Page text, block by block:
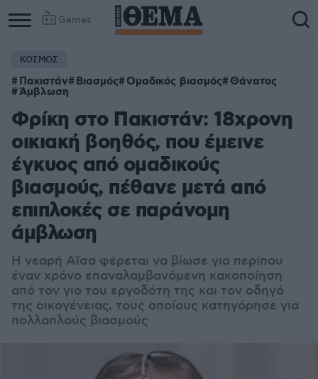
Games
ΚΟΣΜΟΣ
Πακιστάν Βιασμός Ομαδικός βιασμός Θάνατος
Άμβλωση
Φρίκη στο Πακιστάν: 18χρονη
οικιακή βοηθός, που έμεινε
έγκυος από ομαδικούς
βιασμούς, πέθανε μετά από
επιπλοκές σε παράνομη
άμβλωση
Η νεαρή Αΐσα φέρεται να βίωσε για περίπου
έναν χρόνο επαναλαμβανόμενη κακοποίηση
από τον γιο του εργοδότη της και τον οδηγό
της οικογένειας, τους οποίους κατηγόρησε για
πολλαπλούς βιασμούς